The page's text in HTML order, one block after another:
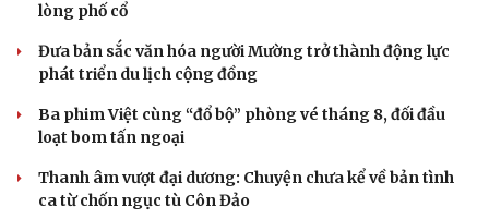
Văn hóa
Sân khấu - Điện ảnh
Văn học
Âm nhạc
Di sản
Nghệ sĩ
Thời trang
lòng phố cổ
Đưa bản sắc văn hóa người Mường trở thành động lực
phát triển du lịch cộng đồng
Ba phim Việt cùng “đổ bộ” phòng vé tháng 8, đối đầu
loạt bom tấn ngoại
Thanh âm vượt đại dương: Chuyện chưa kể về bản tình
ca từ chốn ngục tù Côn Đảo